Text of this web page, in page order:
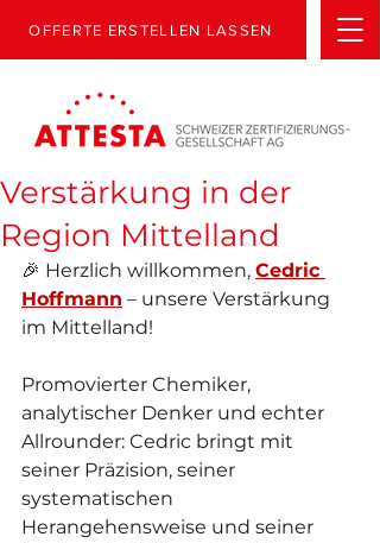
OFFERTE ERSTELLEN LASSEN
Verstärkung in der
Region Mittelland
🎉 Herzlich willkommen, Cedric
Hoffmann – unsere Verstärkung
im Mittelland!
Promovierter Chemiker,
analytischer Denker und echter
Allrounder: Cedric bringt mit
seiner Präzision, seiner
systematischen
Herangehensweise und seiner